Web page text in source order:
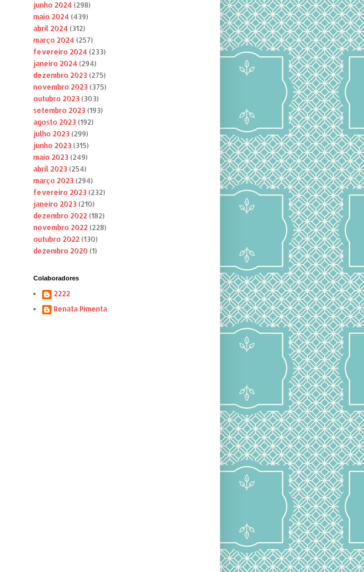
junho 2024 (298)
maio 2024 (439)
abril 2024 (312)
março 2024 (257)
fevereiro 2024 (233)
janeiro 2024 (294)
dezembro 2023(275)
novembro 2023(375)
outubro 2023(303)
setembro 2023(193)
agosto 2023(192)
julho 2023(299)
junho 2023(315)
maio 2023(249)
abril 2023(254)
março 2023(294)
fevereiro 2023(232)
janeiro 2023(210)
dezembro 2022(182)
novembro 2022(228)
outubro 2022(130)
dezembro 2020(1)
Colaboradores
2222
Renata Pimenta